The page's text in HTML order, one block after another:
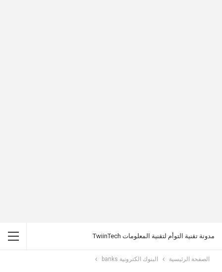
مدونة تقنية التوأم لتقنية المعلومات TwiinTech
الصفحة الرئيسية البنوك الكترونية banks